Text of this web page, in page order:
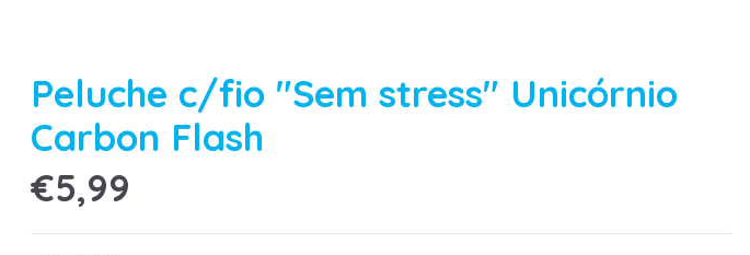
Peluche c/fio "Sem stress" Unicórnio
Carbon Flash
€5,99